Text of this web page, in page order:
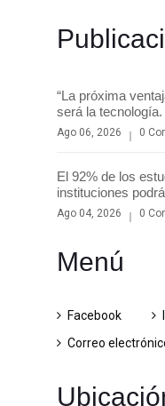
“La próxima
será la
Ago 06, 2026 0
El 92% de los
instituciones
Ago 04, 2026 0
Menú
Facebook
Correo